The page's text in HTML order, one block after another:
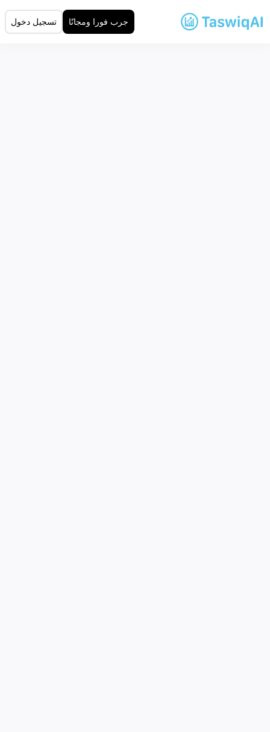
جرب فورا ومجانًا تسجيل دخول